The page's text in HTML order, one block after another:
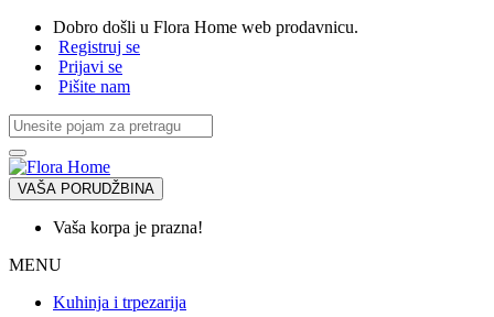
Dobro došli u Flora Home web prodavnicu.
Registruj se
Prijavi se
Pišite nam
VAŠA PORUDŽBINA
Vaša korpa je prazna!
MENU
Kuhinja i trpezarija